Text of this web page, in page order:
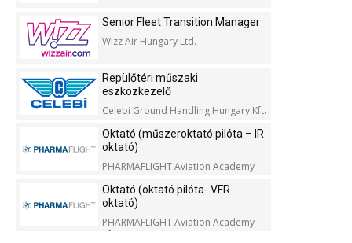
Senior Fleet Transition Manager
Wizz Air Hungary Ltd.
Repülőtéri műszaki
eszközkezelő
Celebi Ground Handling Hungary Kft.
Oktató (műszeroktató pilóta – IR
oktató)
PHARMAFLIGHT Aviation Academy
Kft.
Oktató (oktató pilóta- VFR
oktató)
PHARMAFLIGHT Aviation Academy
Kft.